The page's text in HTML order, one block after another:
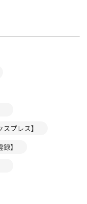
プレス】
】